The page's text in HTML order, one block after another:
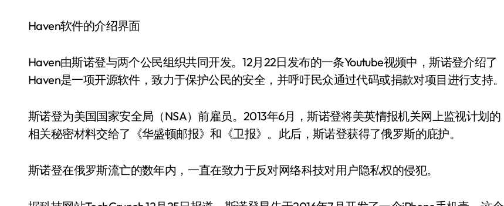
Haven软件的介绍界面
Haven由斯诺登与两个公民组织共同开发。12月22日发布的一条Youtube视频中，斯诺登介绍了
Haven是一项开源软件，致力于保护公民的安全，并呼吁民众通过代码或捐款对项目进行支持。
斯诺登为美国国家安全局（NSA）前雇员。2013年6月，斯诺登将美英情报机关网上监视计划的
相关秘密材料交给了《华盛顿邮报》和《卫报》。此后，斯诺登获得了俄罗斯的庇护。
斯诺登在俄罗斯流亡的数年内，一直在致力于反对网络科技对用户隐私权的侵犯。